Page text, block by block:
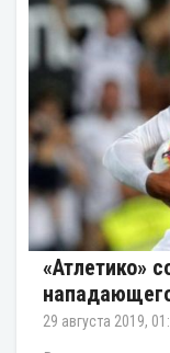
«Атлетико»
29 августа 2019,